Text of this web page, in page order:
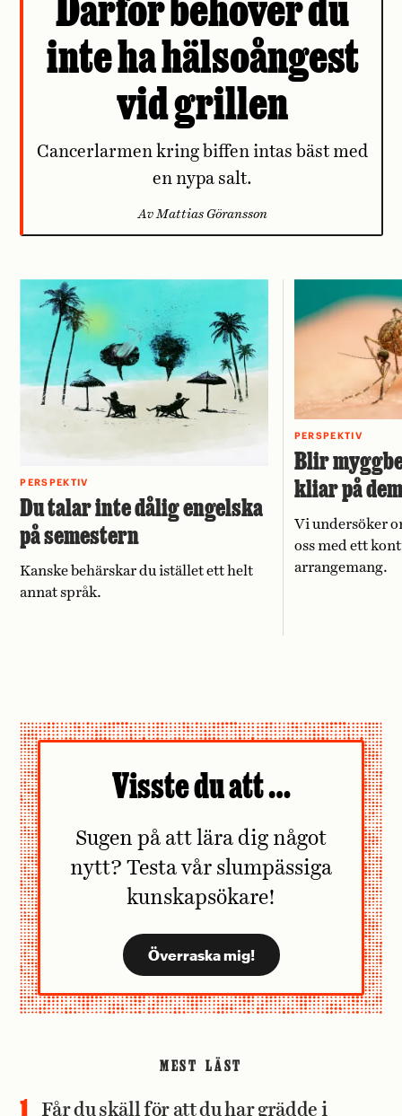
inte ha hälsoångest
vid grillen
Cancerlarmen kring biffen intas bäst med
en nypa salt.
Av Mattias Göransson
PERSPEKTIV
Du talar inte dålig engelska
på semestern
Kanske behärskar du istället ett helt
annat språk.
PERSPEKTIV
Blir
kliar på
Vi undersöker
oss med ett
arrangemang.
Visste du att …
Sugen på att lära dig något
nytt? Testa vår slumpässiga
kunskapsökare!
MEST LÄST
Får du skäll för att du har grädde i